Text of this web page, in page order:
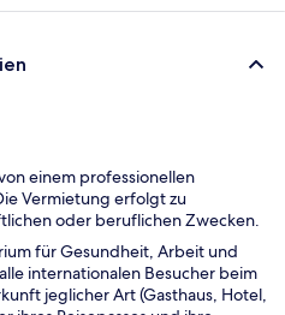
einem professionellen
Vermietung erfolgt zu
oder beruflichen Zwecken.
für Gesundheit, Arbeit und
internationalen Besucher beim
jeglicher Art (Gasthaus, Hotel,